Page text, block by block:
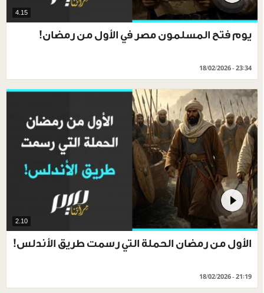
4.15
يوم فتح المسلمون مصر في الأول من رمضان!
18/02/2026 - 23:34
2.10
الأول من رمضان الحملة التي رسمت طريق الأندلس!
18/02/2026 - 21:19